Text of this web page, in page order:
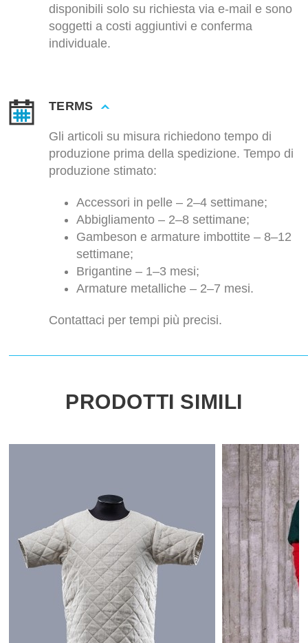
disponibili solo su richiesta via e-mail e sono
soggetti a costi aggiuntivi e conferma
individuale.
TERMS
Gli articoli su misura richiedono tempo di
produzione prima della spedizione. Tempo di
produzione stimato:
Accessori in pelle – 2–4 settimane;
Abbigliamento – 2–8 settimane;
Gambeson e armature imbottite – 8–12
settimane;
Brigantine – 1–3 mesi;
Armature metalliche – 2–7 mesi.
Contattaci per tempi più precisi.
PRODOTTI SIMILI